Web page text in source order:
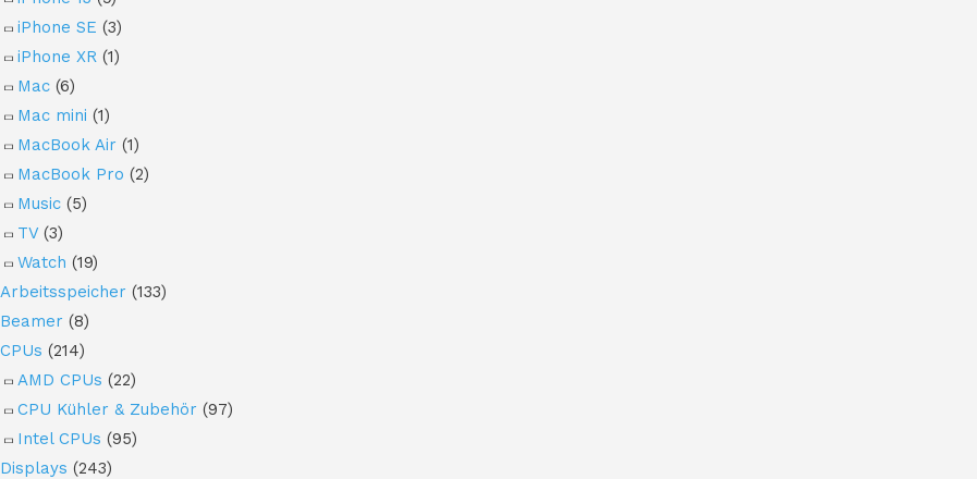
iPhone SE (3)
iPhone XR (1)
Mac (6)
Mac mini (1)
MacBook Air (1)
MacBook Pro (2)
Music (5)
TV (3)
Watch (19)
Arbeitsspeicher (133)
Beamer (8)
CPUs (214)
AMD CPUs (22)
CPU Kühler & Zubehör (97)
Intel CPUs (95)
Displays (243)